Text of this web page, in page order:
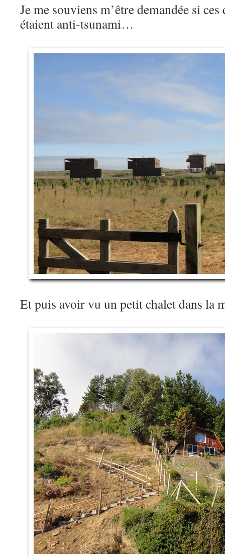
Je me souviens m’être demandée si
étaient anti-tsunami…
Et puis avoir vu un petit chalet dans la